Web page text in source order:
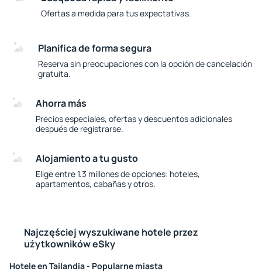
Ofertas a medida para tus expectativas.
Planifica de forma segura
Reserva sin preocupaciones con la opción de cancelación
gratuita.
Ahorra más
Precios especiales, ofertas y descuentos adicionales
después de registrarse.
Alojamiento a tu gusto
Elige entre 1.3 millones de opciones: hoteles,
apartamentos, cabañas y otros.
Najczęściej wyszukiwane hotele przez
użytkowników eSky
Hotele en Tailandia - Popularne miasta